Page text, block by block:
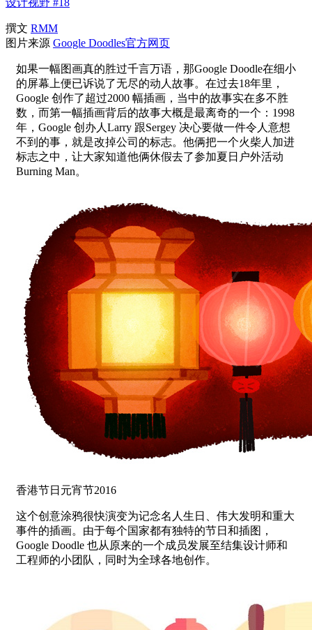
设计视野 #18
撰文 RMM
图片来源 Google Doodles官方网页
如果一幅图画真的胜过千言万语，那Google Doodle在细小
的屏幕上便已诉说了无尽的动人故事。在过去18年里，
Google 创作了超过2000 幅插画，当中的故事实在多不胜
数，而第一幅插画背后的故事大概是最离奇的一个：1998
年，Google 创办人Larry 跟Sergey 决心要做一件令人意想
不到的事，就是改掉公司的标志。他俩把一个火柴人加进
标志之中，让大家知道他俩休假去了参加夏日户外活动
Burning Man。
香港节日元宵节2016
这个创意涂鸦很快演变为记念名人生日、伟大发明和重大
事件的插画。由于每个国家都有独特的节日和插图，
Google Doodle 也从原来的一个成员发展至结集设计师和
工程师的小团队，同时为全球各地创作。